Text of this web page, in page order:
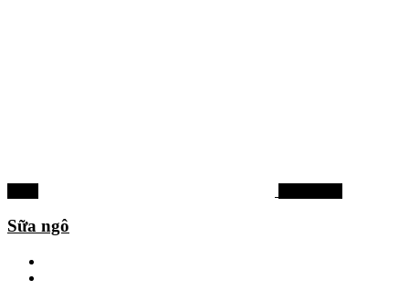
Sữa ngô